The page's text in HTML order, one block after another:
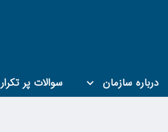
درباره سازمان سوالات پر تکرار